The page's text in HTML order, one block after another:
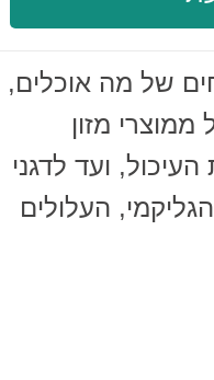
של מה אוכלים,
מזון
ועד לדגני
העלולים